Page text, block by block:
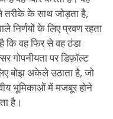
के साथ जोड़ता है,
निर्णयों के लिए प्रवण रहता
कि वह फिर से वह ठंडा
गोपनीयता पर डिफ़ॉल्ट
बोझ अकेले उठाता है, जो
भूमिकाओं में मजबूर होने
है।